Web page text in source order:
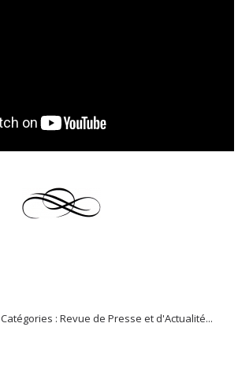
Catégories :Revue de Presse et d'Actualité...